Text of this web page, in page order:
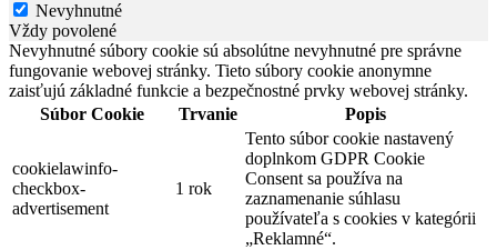
Nevyhnutné
Vždy povolené
Nevyhnutné súbory cookie sú absolútne nevyhnutné pre správne
fungovanie webovej stránky. Tieto súbory cookie anonymne
zaisťujú základné funkcie a bezpečnostné prvky webovej stránky.
Súbor Cookie
Trvanie Popis
cookielawinfo-
checkbox-
advertisement
1 rok
Tento súbor cookie nastavený
doplnkom GDPR Cookie
Consent sa používa na
zaznamenanie súhlasu
používateľa s cookies v kategórii
„Reklamné“.